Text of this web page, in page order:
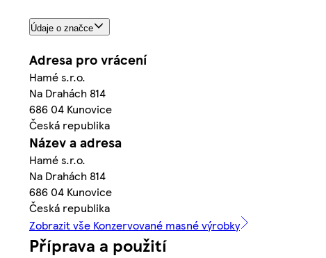
Údaje o značce
Adresa pro vrácení
Hamé s.r.o.
Na Drahách 814
686 04 Kunovice
Česká republika
Název a adresa
Hamé s.r.o.
Na Drahách 814
686 04 Kunovice
Česká republika
Zobrazit vše Konzervované masné výrobky
Příprava a použití